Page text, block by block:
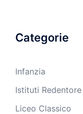
Categorie
Infanzia
Istituti Redentore
Liceo Classico